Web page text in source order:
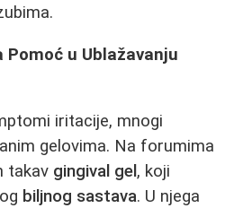
Pomoć u Ublažavanju
iritacije, mnogi
gelovima. Na forumima
takav gingival gel , koji
biljnog sastava. U njega